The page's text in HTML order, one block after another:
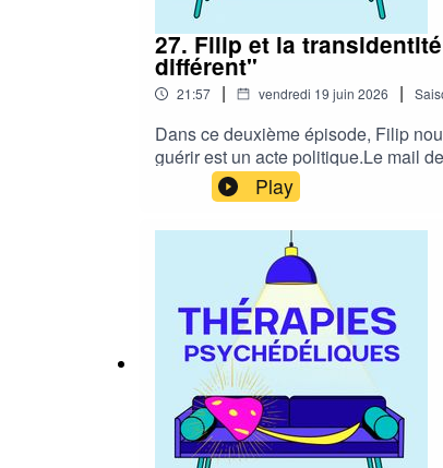
27. Filip et la
différent"
21:57 | vendredi 19 juin 2026 |
Dans ce deuxième épisode, Filip
guérir est un acte politique.Le mail
Play